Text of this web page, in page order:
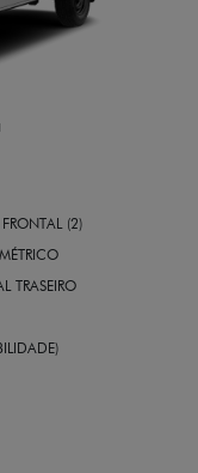
(2)
TRASEIRO